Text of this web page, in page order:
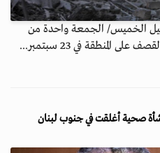
الخميس/ الجمعة واحدة من
المنطقة في 23 سبتمبر...